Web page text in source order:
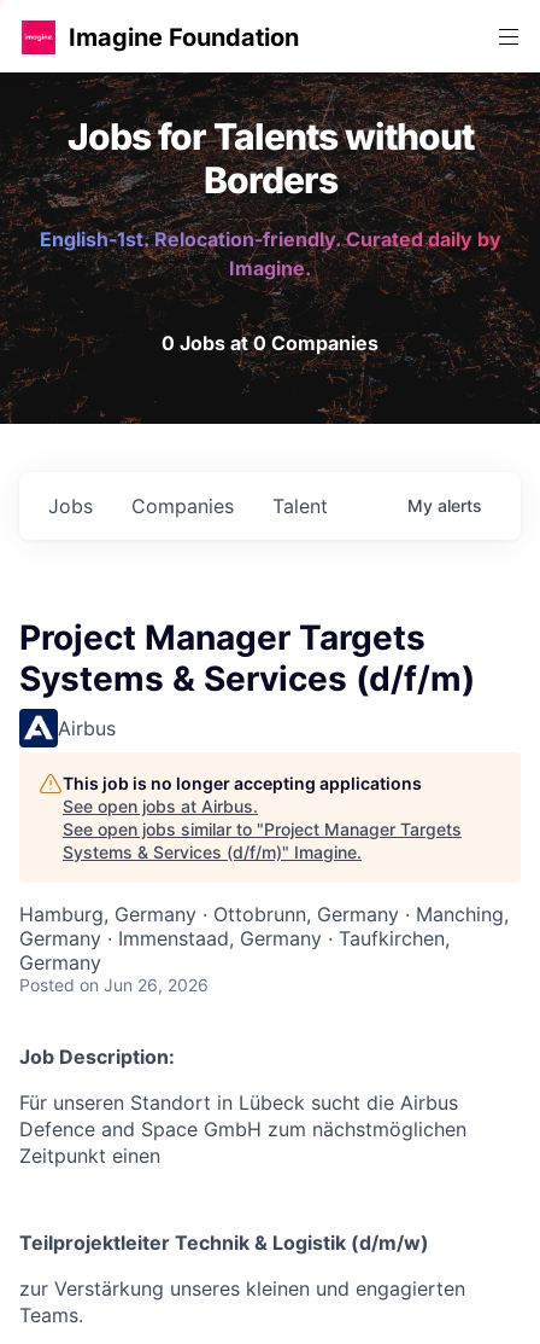
Imagine Foundation
Jobs for Talents without
Borders
English-1st. Relocation-friendly. Curated daily by
Imagine.
0 Jobs at 0 Companies
Jobs Companies Talent My alerts
Project Manager Targets
Systems & Services (d/f/m)
Airbus
This job is no longer accepting applications
See open jobs at Airbus.
See open jobs similar to "Project Manager Targets
Systems & Services (d/f/m)" Imagine.
Hamburg, Germany · Ottobrunn, Germany · Manching,
Germany · Immenstaad, Germany · Taufkirchen,
Germany
Posted on Jun 26, 2026
Job Description:
Für unseren Standort in Lübeck sucht die Airbus
Defence and Space GmbH zum nächstmöglichen
Zeitpunkt einen
Teilprojektleiter Technik & Logistik (d/m/w)
zur Verstärkung unseres kleinen und engagierten
Teams.